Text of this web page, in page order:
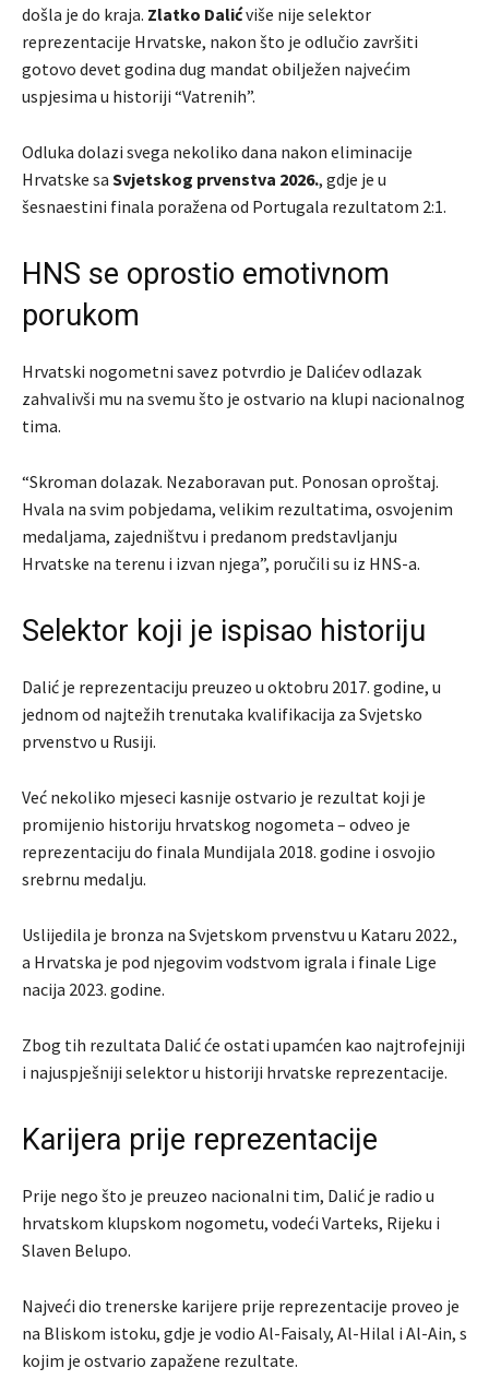
došla je do kraja. Zlatko Dalićviše nije selektor
reprezentacije Hrvatske, nakon što je odlučio završiti
gotovo devet godina dug mandat obilježen najvećim
uspjesima u historiji “Vatrenih”.
Odluka dolazi svega nekoliko dana nakon eliminacije
Hrvatske sa Svjetskog prvenstva 2026., gdje je u
šesnaestini finala poražena od Portugala rezultatom 2:1.
HNS se oprostio emotivnom
porukom
Hrvatski nogometni savez potvrdio je Dalićev odlazak
zahvalivši mu na svemu što je ostvario na klupi nacionalnog
tima.
“Skroman dolazak. Nezaboravan put. Ponosan oproštaj.
Hvala na svim pobjedama, velikim rezultatima, osvojenim
medaljama, zajedništvu i predanom predstavljanju
Hrvatske na terenu i izvan njega”, poručili su iz HNS-a.
Selektor koji je ispisao historiju
Dalić je reprezentaciju preuzeo u oktobru 2017. godine, u
jednom od najtežih trenutaka kvalifikacija za Svjetsko
prvenstvo u Rusiji.
Već nekoliko mjeseci kasnije ostvario je rezultat koji je
promijenio historiju hrvatskog nogometa – odveo je
reprezentaciju do finala Mundijala 2018. godine i osvojio
srebrnu medalju.
Uslijedila je bronza na Svjetskom prvenstvu u Kataru 2022.,
a Hrvatska je pod njegovim vodstvom igrala i finale Lige
nacija 2023. godine.
Zbog tih rezultata Dalić će ostati upamćen kao najtrofejniji
i najuspješniji selektor u historiji hrvatske reprezentacije.
Karijera prije reprezentacije
Prije nego što je preuzeo nacionalni tim, Dalić je radio u
hrvatskom klupskom nogometu, vodeći Varteks, Rijeku i
Slaven Belupo.
Najveći dio trenerske karijere prije reprezentacije proveo je
na Bliskom istoku, gdje je vodio Al-Faisaly, Al-Hilal i Al-Ain, s
kojim je ostvario zapažene rezultate.